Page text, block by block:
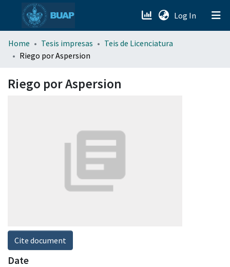
Log In (current)
menu.section.about_menu
Home Tesis impresas
Teis de Licenciatura
Riego por Aspersion
Riego por Aspersion
Cite document
Date